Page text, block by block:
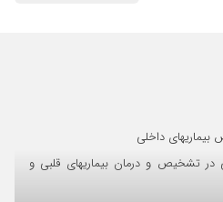
داخلی
در تشخیص و درمان بیماریهای قلبی و